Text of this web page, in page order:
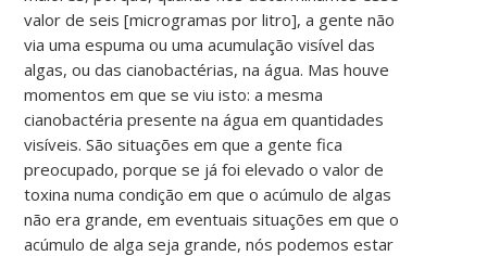
valor de seis [microgramas por litro], a gente não
via uma espuma ou uma acumulação visível das
algas, ou das cianobactérias, na água. Mas houve
momentos em que se viu isto: a mesma
cianobactéria presente na água em quantidades
visíveis. São situações em que a gente fica
preocupado, porque se já foi elevado o valor de
toxina numa condição em que o acúmulo de algas
não era grande, em eventuais situações em que o
acúmulo de alga seja grande, nós podemos estar